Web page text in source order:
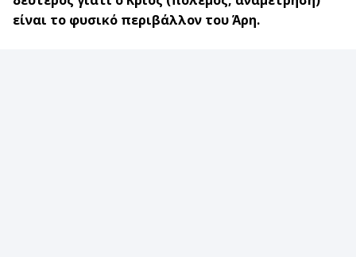
είναι το φυσικό περιβάλλον του Άρη.